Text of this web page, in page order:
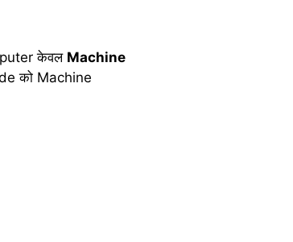
केवल Machine
को Machine